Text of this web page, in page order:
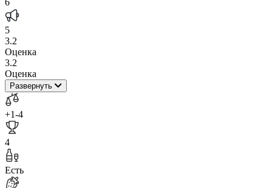
6
5
3.2
Оценка
3.2
Оценка
Развернуть
+1-4
4
Есть